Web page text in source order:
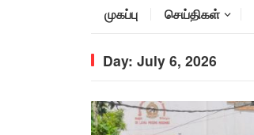
முகப்பு செய்திகள்
Day: July 6, 2026